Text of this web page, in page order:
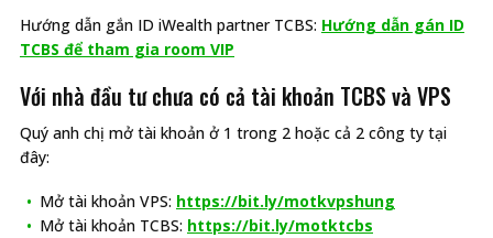
Hướng dẫn gắn ID iWealth partner TCBS: Hướng dẫn gán ID
TCBS để tham gia room VIP
Với nhà đầu tư chưa có cả tài khoản TCBS và VPS
Quý anh chị mở tài khoản ở 1 trong 2 hoặc cả 2 công ty tại
đây:
Mở tài khoản VPS: https://bit.ly/motkvpshung
Mở tài khoản TCBS: https://bit.ly/motktcbs